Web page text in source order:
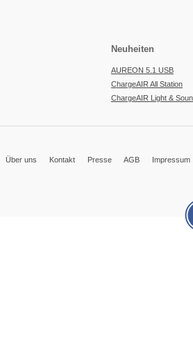
Neuheiten
AUREON 5.1 USB
ChargeAIR All Station
ChargeAIR Light &
Über uns
Kontakt Presse AGB Impressum